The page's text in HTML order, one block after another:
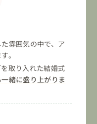
雰囲気の中で、ア
。
取り入れた結婚式
緒に盛り上がりま